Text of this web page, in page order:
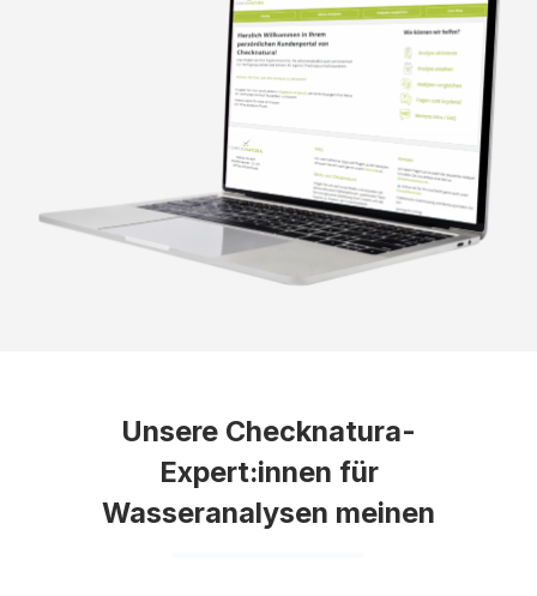
Unsere Checknatura-
Expert:innen für
Wasseranalysen meinen